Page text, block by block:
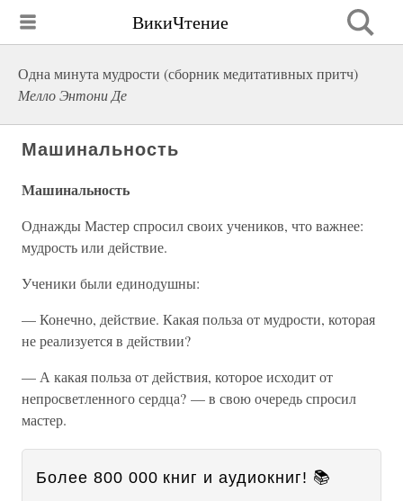
ВикиЧтение
Одна минута мудрости (сборник медитативных притч)
Мелло Энтони Де
Машинальность
Машинальность
Однажды Мастер спросил своих учеников, что важнее:
мудрость или действие.
Ученики были единодушны:
— Конечно, действие. Какая польза от мудрости, которая
не реализуется в действии?
— А какая польза от действия, которое исходит от
непросветленного сердца? — в свою очередь спросил
мастер.
Более 800 000 книг и аудиокниг! 📚